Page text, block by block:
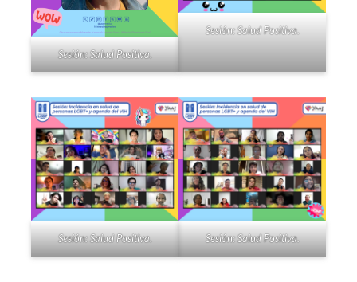
Sesión: Salud Positiva.
Sesión: Salud Positiva.
Sesión: Salud Positiva. Sesión: Salud Positiva.